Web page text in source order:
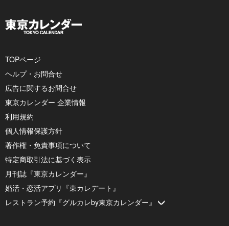
TOPページ
ヘルプ・お問合せ
広告に関するお問合せ
東京カレンダー 企業情報
利用規約
個人情報保護方針
著作権・免責事項について
特定商取引法に基づく表示
月刊誌『東京カレンダー』
婚活・恋活アプリ『東カレデート』
レストラン予約『グルカレby東京カレンダー』